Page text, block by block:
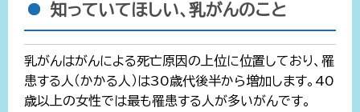
知っていてほしい、乳がんのこと
乳がんはがんによる死亡原因の上位に位置しており、罹
患する人（かかる人）は30歳代後半から増加します。40
歳以上の女性では最も罹患する人が多いがんです。